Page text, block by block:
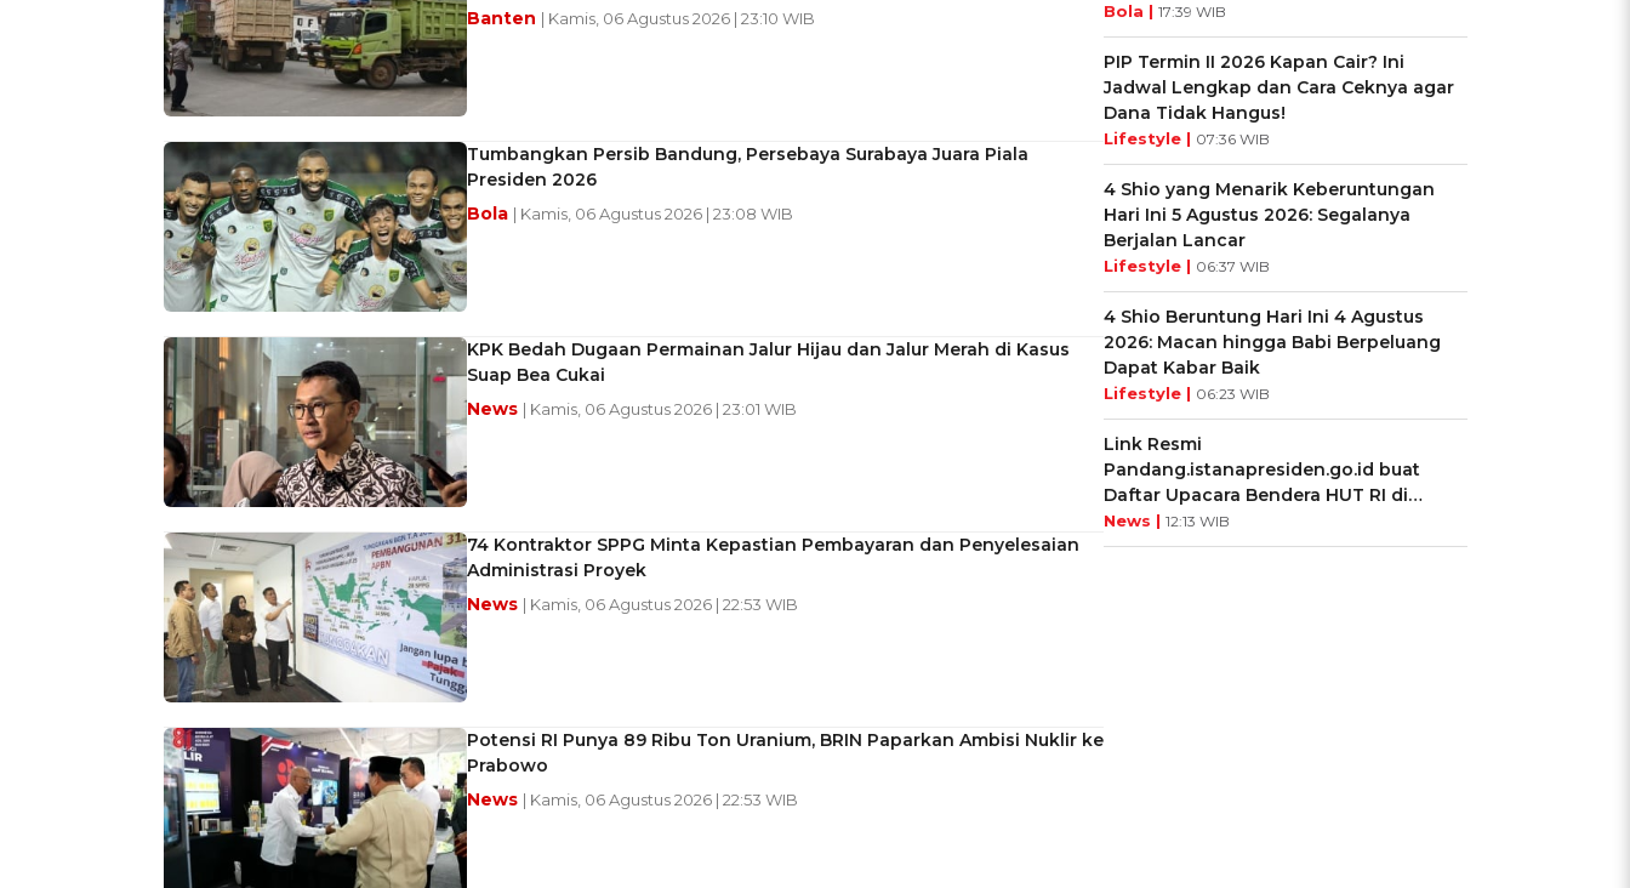
Banten | Kamis, 06 Agustus 2026 | 23:10 WIB
Tumbangkan Persib Bandung, Persebaya Surabaya Juara Piala
Presiden 2026
Bola | Kamis, 06 Agustus 2026 | 23:08 WIB
KPK Bedah Dugaan Permainan Jalur Hijau dan Jalur Merah di Kasus
Suap Bea Cukai
News | Kamis, 06 Agustus 2026 | 23:01 WIB
74 Kontraktor SPPG Minta Kepastian Pembayaran dan Penyelesaian
Administrasi Proyek
News | Kamis, 06 Agustus 2026 | 22:53 WIB
Potensi RI Punya 89 Ribu Ton Uranium, BRIN Paparkan Ambisi Nuklir ke
Prabowo
News | Kamis, 06 Agustus 2026 | 22:53 WIB
Bola | 17:39 WIB
PIP Termin II 2026 Kapan Cair? Ini
Jadwal Lengkap dan Cara Ceknya agar
Dana Tidak Hangus!
Lifestyle | 07:36 WIB
4 Shio yang Menarik Keberuntungan
Hari Ini 5 Agustus 2026: Segalanya
Berjalan Lancar
Lifestyle | 06:37 WIB
4 Shio Beruntung Hari Ini 4 Agustus
2026: Macan hingga Babi Berpeluang
Dapat Kabar Baik
Lifestyle | 06:23 WIB
Link Resmi
Pandang.istanapresiden.go.id buat
Daftar Upacara Bendera HUT RI di
Istana Negara
News | 12:13 WIB